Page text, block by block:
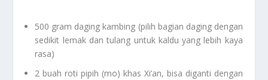
500 gram daging kambing (pilih bagian daging dengan
sedikit lemak dan tulang untuk kaldu yang lebih kaya
rasa)
2 buah roti pipih (mo) khas Xi’an, bisa diganti dengan